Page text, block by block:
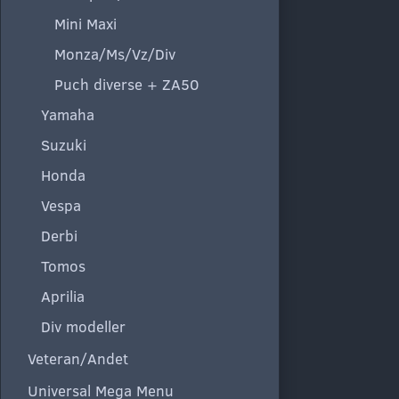
Mini Maxi
Monza/Ms/Vz/Div
Puch diverse + ZA50
Yamaha
Suzuki
Honda
Vespa
Derbi
Tomos
Aprilia
Div modeller
Veteran/Andet
Universal Mega Menu